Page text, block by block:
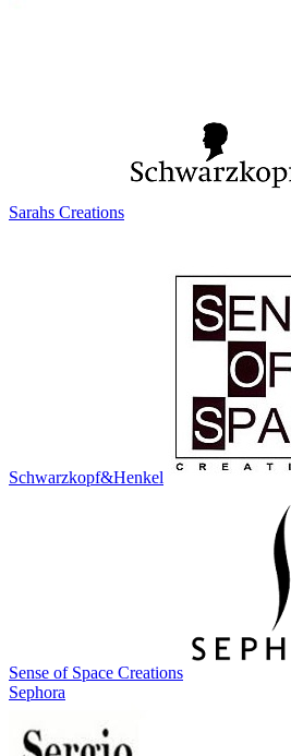
Sarahs Creations
Schwarzkopf&Henkel
Sense of Space Creations
Sephora